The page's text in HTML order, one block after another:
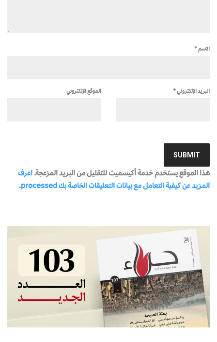
الاسم*
البريد الإلكتروني* الموقع الإلكتروني
هذا الموقع يستخدم خدمة أكيسميت للتقليل من البريد المزعجة. اعرف
المزيد عن كيفية التعامل مع بيانات التعليقات الخاصة بك processed
.